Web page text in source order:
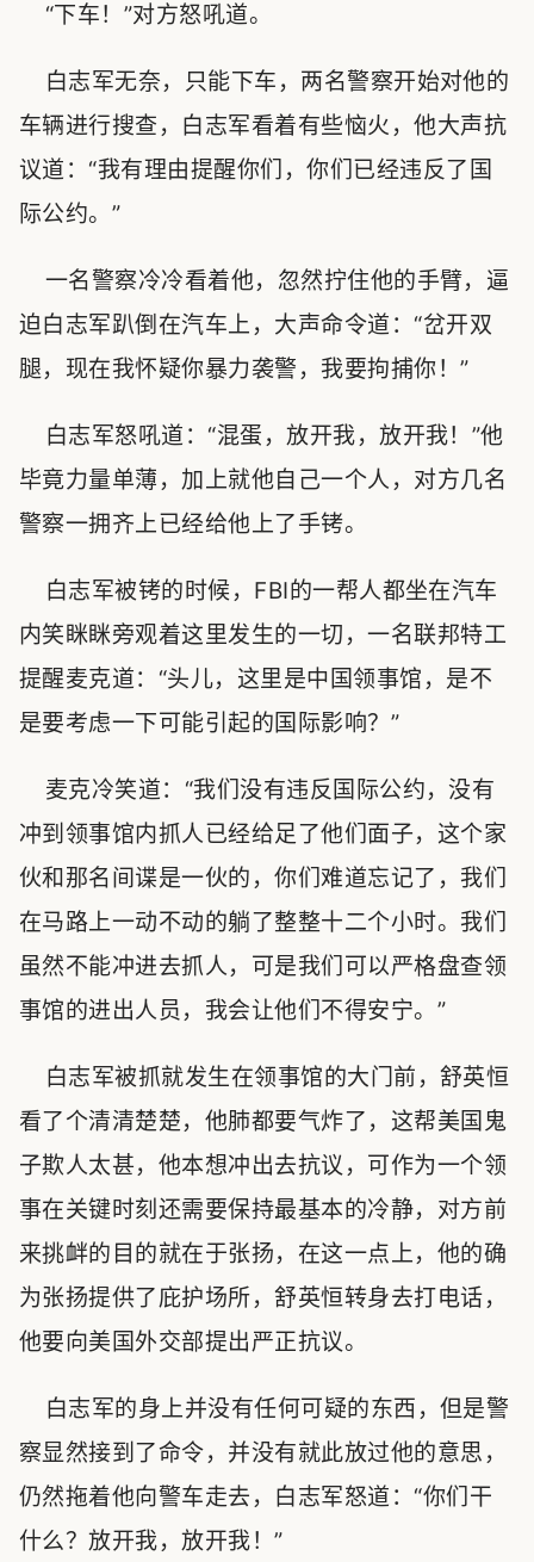
“下车！”对方怒吼道。
白志军无奈，只能下车，两名警察开始对他的
车辆进行搜查，白志军看着有些恼火，他大声抗
议道：“我有理由提醒你们，你们已经违反了国
际公约。”
一名警察冷冷看着他，忽然拧住他的手臂，逼
迫白志军趴倒在汽车上，大声命令道：“岔开双
腿，现在我怀疑你暴力袭警，我要拘捕你！”
白志军怒吼道：“混蛋，放开我，放开我！”他
毕竟力量单薄，加上就他自己一个人，对方几名
警察一拥齐上已经给他上了手铐。
白志军被铐的时候，FBI的一帮人都坐在汽车
内笑眯眯旁观着这里发生的一切，一名联邦特工
提醒麦克道：“头儿，这里是中国领事馆，是不
是要考虑一下可能引起的国际影响？”
麦克冷笑道：“我们没有违反国际公约，没有
冲到领事馆内抓人已经给足了他们面子，这个家
伙和那名间谍是一伙的，你们难道忘记了，我们
在马路上一动不动的躺了整整十二个小时。我们
虽然不能冲进去抓人，可是我们可以严格盘查领
事馆的进出人员，我会让他们不得安宁。”
白志军被抓就发生在领事馆的大门前，舒英恒
看了个清清楚楚，他肺都要气炸了，这帮美国鬼
子欺人太甚，他本想冲出去抗议，可作为一个领
事在关键时刻还需要保持最基本的冷静，对方前
来挑衅的目的就在于张扬，在这一点上，他的确
为张扬提供了庇护场所，舒英恒转身去打电话，
他要向美国外交部提出严正抗议。
白志军的身上并没有任何可疑的东西，但是警
察显然接到了命令，并没有就此放过他的意思，
仍然拖着他向警车走去，白志军怒道：“你们干
什么？放开我，放开我！”